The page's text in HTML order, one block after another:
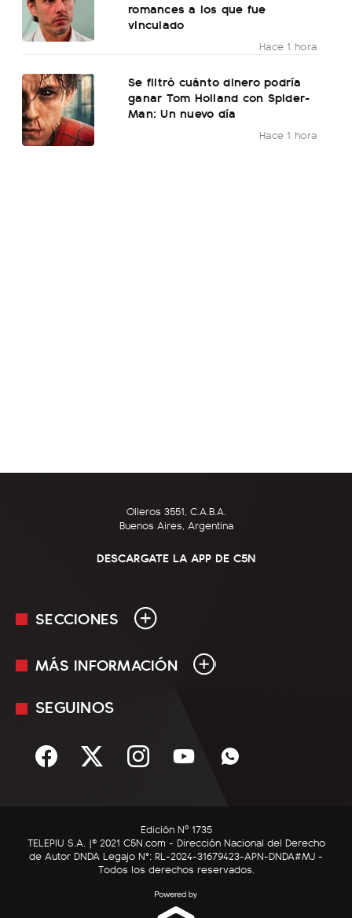
romances a los que fue
vinculado
Hace 1 hora
Se filtró cuánto dinero podría
ganar Tom Holland con Spider-
Man: Un nuevo día
Hace 1 hora
Olleros 3551, C.A.B.A.
Buenos Aires, Argentina
DESCARGATE LA APP DE C5N
SECCIONES
En Vivo
Sociedad
C5N Autos
RatingCero
MÁS INFORMACIÓN
Mediakit
Términos y condiciones
SEGUINOS
Edición Nº 1735
TELEPIU S.A. |© 2021 C5N.com - Dirección Nacional del Derecho
de Autor DNDA Legajo N°: RL-2024-31679423-APN-DNDA#MJ -
Todos los derechos reservados.